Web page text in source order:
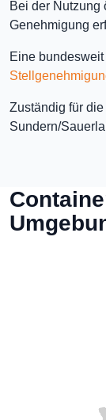
Bei der Nutzung
Genehmigung
Eine
Zuständig für
Sundern/